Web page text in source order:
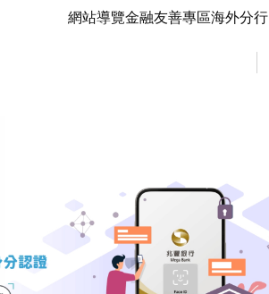
網站導覽金融友善專區海外分行